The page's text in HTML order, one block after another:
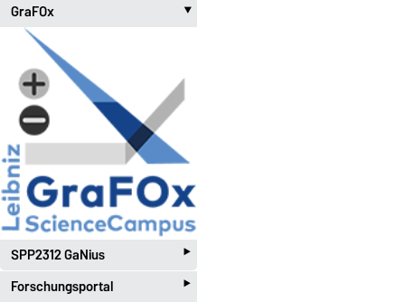
GraFOx ‣
Forschungsportal ‣
SPP2312 GaNius ‣